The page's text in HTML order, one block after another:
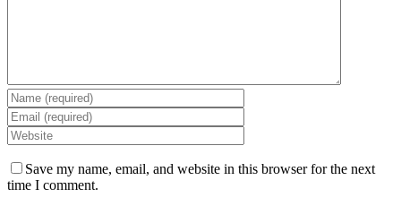
Save my name, email, and website in this browser for the next
time I comment.